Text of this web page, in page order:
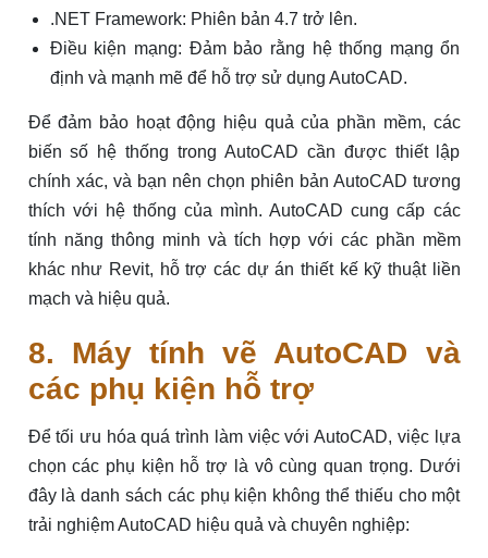
.NET Framework: Phiên bản 4.7 trở lên.
Điều kiện mạng: Đảm bảo rằng hệ thống mạng ổn
định và mạnh mẽ để hỗ trợ sử dụng AutoCAD.
Để đảm bảo hoạt động hiệu quả của phần mềm, các
biến số hệ thống trong AutoCAD cần được thiết lập
chính xác, và bạn nên chọn phiên bản AutoCAD tương
thích với hệ thống của mình. AutoCAD cung cấp các
tính năng thông minh và tích hợp với các phần mềm
khác như Revit, hỗ trợ các dự án thiết kế kỹ thuật liền
mạch và hiệu quả.
8. Máy tính vẽ AutoCAD và
các phụ kiện hỗ trợ
Để tối ưu hóa quá trình làm việc với AutoCAD, việc lựa
chọn các phụ kiện hỗ trợ là vô cùng quan trọng. Dưới
đây là danh sách các phụ kiện không thể thiếu cho một
trải nghiệm AutoCAD hiệu quả và chuyên nghiệp: